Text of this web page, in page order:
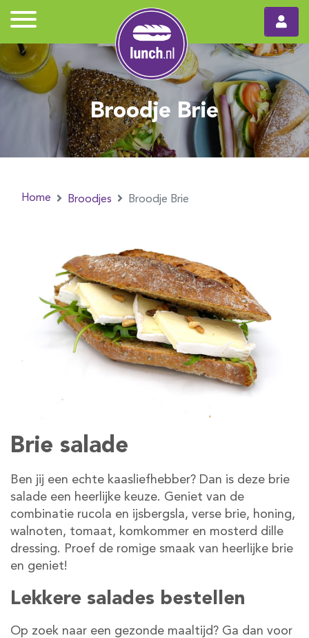
Broodje Brie
Home Broodjes Broodje Brie
Brie salade
Ben jij een echte kaasliefhebber? Dan is deze brie
salade een heerlijke keuze. Geniet van de
combinatie rucola en ijsbergsla, verse brie, honing,
walnoten, tomaat, komkommer en mosterd dille
dressing. Proef de romige smaak van heerlijke brie
en geniet!
Lekkere salades bestellen
Op zoek naar een gezonde maaltijd? Ga dan voor